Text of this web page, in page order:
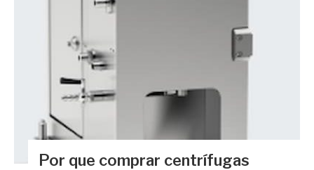
Por que comprar centrífugas